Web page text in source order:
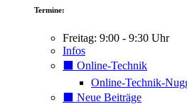
Termine:
Freitag: 9:00 - 9:30 Uhr
Infos
⬛️ Online-Technik
Online-Technik-
⬛️ Neue Beiträge